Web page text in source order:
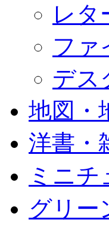
レタ
ファ
デス
地図・
洋書・
ミニチ
グリー